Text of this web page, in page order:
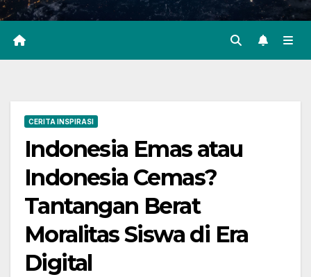
CERITA INSPIRASI
Indonesia Emas atau
Indonesia Cemas?
Tantangan Berat
Moralitas Siswa di Era
Digital